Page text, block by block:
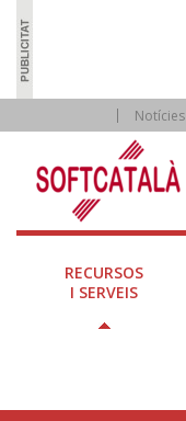
Notícies
RECURSOS
I SERVEIS